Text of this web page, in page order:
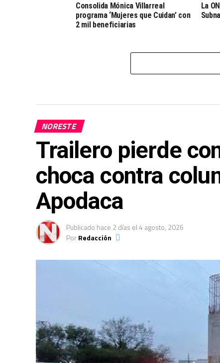
Consolida Mónica Villarreal
programa ‘Mujeres que Cuidan’ con
2 mil beneficiarias
La
NORESTE
Trailero pierde
choca contra
Apodaca
Publicado hace 2 días el4 agosto, 2026
PorRedacción